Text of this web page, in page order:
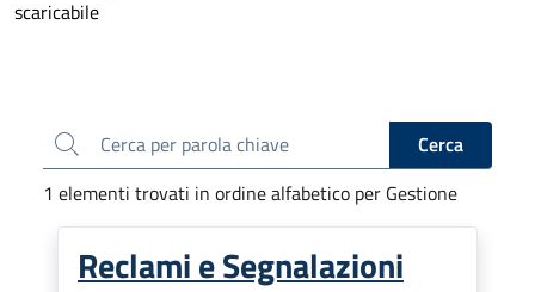
scaricabile
Cerca
Cerca
1 elementi trovati in ordine alfabetico per Gestione
Reclami e Segnalazioni